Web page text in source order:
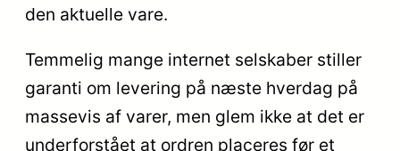
den aktuelle vare.
Temmelig mange internet selskaber stiller
garanti om levering på næste hverdag på
massevis af varer, men glem ikke at det er
underforstået at ordren placeres før et